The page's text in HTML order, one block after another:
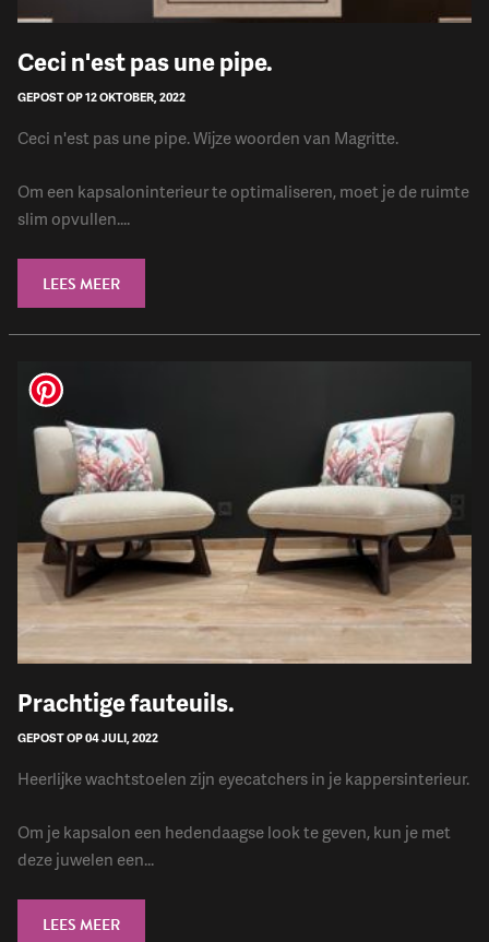
Ceci n'est pas une pipe.
GEPOST OP 12 OKTOBER, 2022
Ceci n'est pas une pipe. Wijze woorden van Magritte.
Om een kapsaloninterieur te optimaliseren, moet je de ruimte
slim opvullen....
LEES MEER
Prachtige fauteuils.
GEPOST OP 04 JULI, 2022
Heerlijke wachtstoelen zijn eyecatchers in je kappersinterieur.
Om je kapsalon een hedendaagse look te geven, kun je met
deze juwelen een...
LEES MEER